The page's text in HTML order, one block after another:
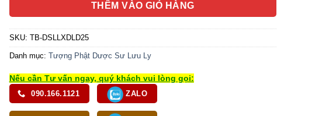
THÊM VÀO GIỎ HÀNG
SKU: TB-DSLLXDLD25
Danh mục: Tượng Phật Dược Sư Lưu Ly
Nếu cần Tư vấn ngay, quý khách vui lòng gọi:
090.166.1121 ZALO